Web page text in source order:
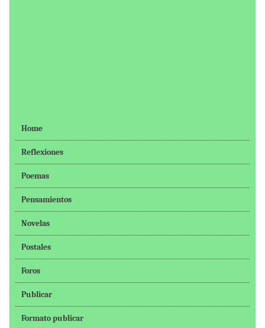
Home
Reflexiones
Poemas
Pensamientos
Novelas
Postales
Foros
Publicar
Formato publicar